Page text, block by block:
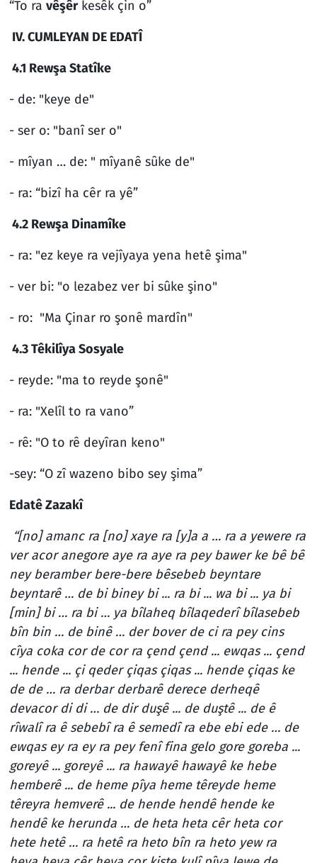
“To ra vêşêrkesêk çin o”
IV. CUMLEYAN DE EDATÎ
4.1 Rewşa Statîke
- de: "keye de"
- ser o: "banî ser o"
- mîyan … de: " mîyanê sûke de"
- ra: “bizî ha cêr ra yê”
4.2 Rewşa Dinamîke
- ra: "ez keye ra vejîyaya yena hetê şima"
- ver bi: "o lezabez ver bi sûke şino"
- ro: "Ma Çinar ro şonê mardîn"
4.3 Têkilîya Sosyale
- reyde: "ma to reyde şonê"
- ra: "Xelîl to ra vano”
- rê: "O to rê deyîran keno"
-sey: “O zî wazeno bibo sey şima”
Edatê Zazakî
“[no] amanc ra [no] xaye ra [y]a a … ra a yewere ra
ver acor anegore aye ra aye ra pey bawer ke bê bê
ney beramber bere-bere bêsebeb beyntare
beyntarê … de bi biney bi ... ra bi ... wa bi ... ya bi
[min] bi … ra bi … ya bîlaheq bîlaqederî bîlasebeb
bîn bin … de binê … der bover de ci ra pey cins
cîya coka cor de cor ra çend çend ... ewqas ... çend
... hende ... çi qeder çiqas çiqas ... hende çiqas ke
de de … ra derbar derbarê derece derheqê
devacor di di … de dir duşê ... de duştê ... de ê
rîwalî ra ê sebebî ra ê semedî ra ebe ebi ede … de
ewqas ey ra ey ra pey fenî fina gelo gore goreba ...
goreyê ... goreyê ... ra hawayê hawayê ke hebe
hemberê ... de heme pîya heme têreyde heme
têreyra hemverê ... de hende hendê hende ke
hendê ke herunda … de heta heta cêr heta cor
hete hetê … ra hetê ra heto bîn ra heto yew ra